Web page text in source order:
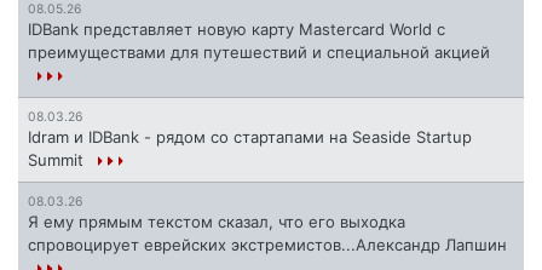
08.05.26
IDBank представляет новую карту Mastercard World с
преимуществами для путешествий и специальной акцией
08.03.26
Idram и IDBank - рядом со стартапами на Seaside Startup
Summit
08.03.26
Я ему прямым текстом сказал, что его выходка
спровоцирует еврейских экстремистов...Александр Лапшин